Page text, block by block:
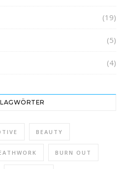
(19)
(5)
(4)
BEAUTY
BURN OUT